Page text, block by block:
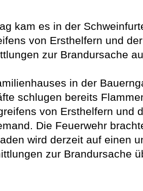
kam es in der
von Ersthelfern und
zur Brandursache
in der
schlugen bereits
von Ersthelfern und
Die Feuerwehr
wird derzeit auf einen
zur Brandursache